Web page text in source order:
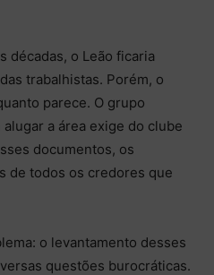
décadas, o Leão ficaria
trabalhistas. Porém, o
parece. O grupo
a área exige do clube
documentos, os
de todos os credores que
o levantamento desses
questões burocráticas.